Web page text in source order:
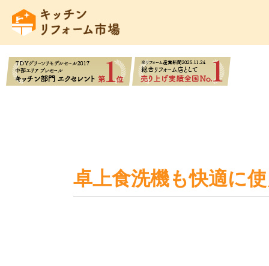
卓上食洗機も快適に